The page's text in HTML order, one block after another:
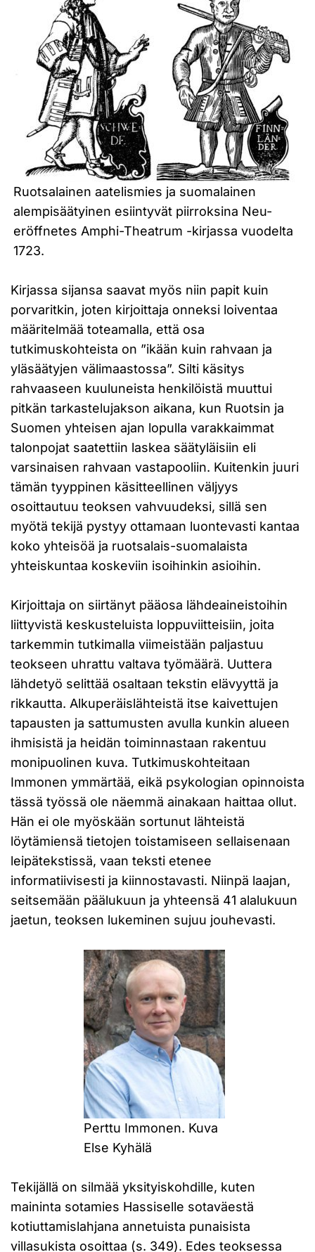
Ruotsalainen aatelismies ja suomalainen
alempisäätyinen esiintyvät piirroksina Neu-
eröffnetes Amphi-Theatrum -kirjassa vuodelta
1723.
Kirjassa sijansa saavat myös niin papit kuin
porvaritkin, joten kirjoittaja onneksi loiventaa
määritelmää toteamalla, että osa
tutkimuskohteista on ”ikään kuin rahvaan ja
yläsäätyjen välimaastossa”. Silti käsitys
rahvaaseen kuuluneista henkilöistä muuttui
pitkän tarkastelujakson aikana, kun Ruotsin ja
Suomen yhteisen ajan lopulla varakkaimmat
talonpojat saatettiin laskea säätyläisiin eli
varsinaisen rahvaan vastapooliin. Kuitenkin juuri
tämän tyyppinen käsitteellinen väljyys
osoittautuu teoksen vahvuudeksi, sillä sen
myötä tekijä pystyy ottamaan luontevasti kantaa
koko yhteisöä ja ruotsalais-suomalaista
yhteiskuntaa koskeviin isoihinkin asioihin.
Kirjoittaja on siirtänyt pääosa lähdeaineistoihin
liittyvistä keskusteluista loppuviitteisiin, joita
tarkemmin tutkimalla viimeistään paljastuu
teokseen uhrattu valtava työmäärä. Uuttera
lähdetyö selittää osaltaan tekstin elävyyttä ja
rikkautta. Alkuperäislähteistä itse kaivettujen
tapausten ja sattumusten avulla kunkin alueen
ihmisistä ja heidän toiminnastaan rakentuu
monipuolinen kuva. Tutkimuskohteitaan
Immonen ymmärtää, eikä psykologian opinnoista
tässä työssä ole näemmä ainakaan haittaa ollut.
Hän ei ole myöskään sortunut lähteistä
löytämiensä tietojen toistamiseen sellaisenaan
leipätekstissä, vaan teksti etenee
informatiivisesti ja kiinnostavasti. Niinpä laajan,
seitsemään päälukuun ja yhteensä 41 alalukuun
jaetun, teoksen lukeminen sujuu jouhevasti.
Perttu Immonen. Kuva
Else Kyhälä
Tekijällä on silmää yksityiskohdille, kuten
maininta sotamies Hassiselle sotaväestä
kotiuttamislahjana annetuista punaisista
villasukista osoittaa (s. 349). Edes teoksessa